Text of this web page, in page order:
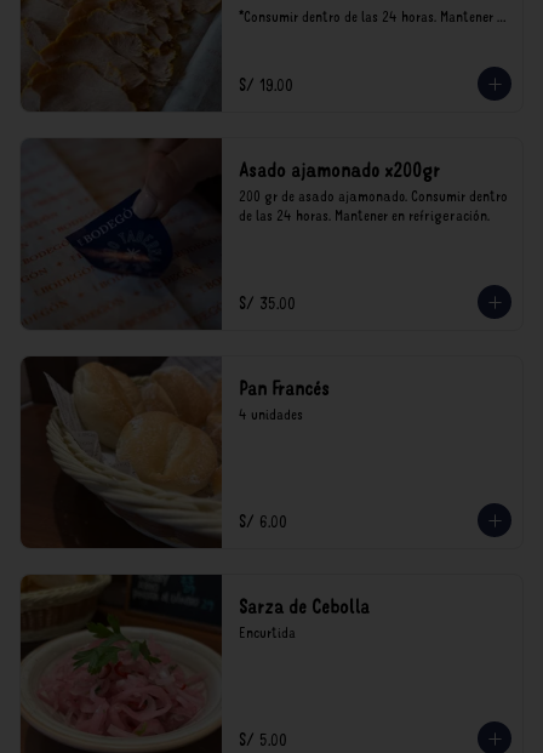
*Consumir dentro de las 24 horas. Mantener
incluyen impuestos de ley y recargo al
consumo.
S/ 19.00
Asado ajamonado x200gr
200 gr de asado ajamonado. Consumir dentro
de las 24 horas. Mantener en refrigeración.
S/ 35.00
Pan Francés
4 unidades
S/ 6.00
Sarza de Cebolla
Encurtida
S/ 5.00